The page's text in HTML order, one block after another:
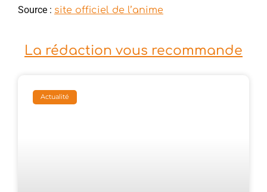
Source : site officiel de l’anime
La rédaction vous recommande
Actualité